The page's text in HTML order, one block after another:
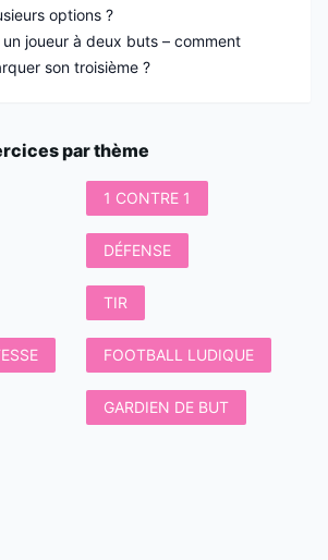
options ?
joueur à deux buts – comment
son troisième ?
par thème
1 CONTRE 1
DÉFENSE
TIR
FOOTBALL LUDIQUE
GARDIEN DE BUT